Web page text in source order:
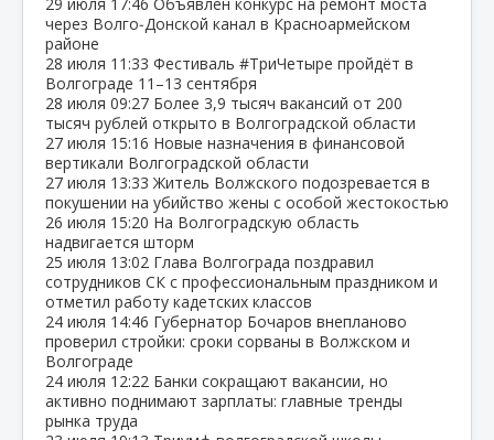
через Волго‑Донской канал в Красноармейском
районе
28 июля 11:33 Фестиваль #ТриЧетыре пройдёт в
Волгограде 11–13 сентября
28 июля 09:27 Более 3,9 тысяч вакансий от 200
тысяч рублей открыто в Волгоградской области
27 июля 15:16 Новые назначения в финансовой
вертикали Волгоградской области
27 июля 13:33 Житель Волжского подозревается в
покушении на убийство жены с особой жестокостью
26 июля 15:20 На Волгоградскую область
надвигается шторм
25 июля 13:02 Глава Волгограда поздравил
сотрудников СК с профессиональным праздником и
отметил работу кадетских классов
24 июля 14:46 Губернатор Бочаров внепланово
проверил стройки: сроки сорваны в Волжском и
Волгограде
24 июля 12:22 Банки сокращают вакансии, но
активно поднимают зарплаты: главные тренды
рынка труда